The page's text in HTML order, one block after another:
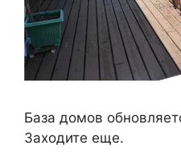
База домов
Заходите еще.